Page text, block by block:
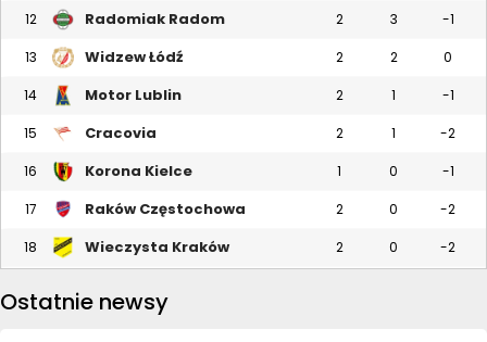
12 Radomiak Radom 2 3 -1
13 Widzew Łódź 2 2 0
14 Motor Lublin 2 1 -1
15 Cracovia 2 1 -2
16 Korona Kielce 1 0 -1
17 Raków Częstochowa 2 0 -2
18 Wieczysta Kraków 2 0 -2
Ostatnie newsy